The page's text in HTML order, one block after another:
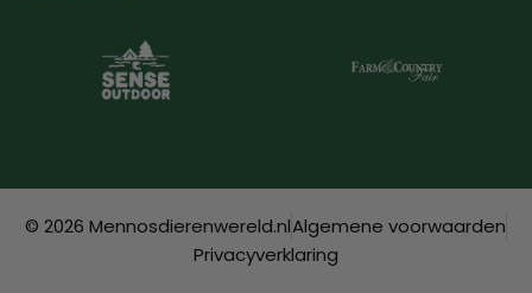
© 2026 Mennosdierenwereld.nlAlgemene voorwaarden
Privacyverklaring